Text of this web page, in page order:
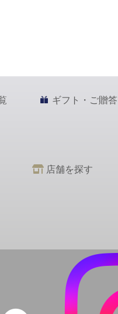
ギフト・ご贈答
店舗を探す